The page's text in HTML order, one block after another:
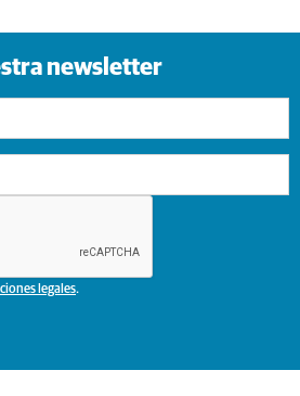
newsletter
legales.